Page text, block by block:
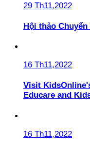
29 Th11,2022
Hội thảo
16 Th11,2022
Visit
Educare and
16 Th11,2022